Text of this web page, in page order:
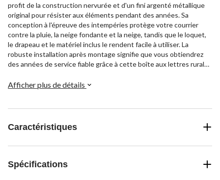
profit de la construction nervurée et d'un fini argenté métallique
original pour résister aux éléments pendant des années. Sa
conception à l'épreuve des intempéries protège votre courrier
contre la pluie, la neige fondante et la neige, tandis que le loquet,
le drapeau et le matériel inclus le rendent facile à utiliser. La
robuste installation après montage signifie que vous obtiendrez
des années de service fiable grâce à cette boîte aux lettres rurale
Afficher plus de détails
Caractéristiques
Spécifications